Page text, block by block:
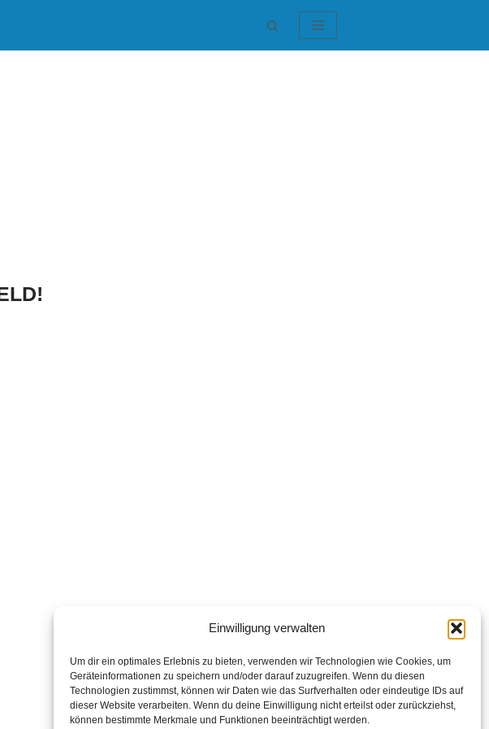
Einwilligung verwalten
Um dir ein optimales Erlebnis zu bieten, verwenden wir Technologien wie Cookies, um
Geräteinformationen zu speichern und/oder darauf zuzugreifen. Wenn du diesen
Technologien zustimmst, können wir Daten wie das Surfverhalten oder eindeutige IDs auf
dieser Website verarbeiten. Wenn du deine Einwilligung nicht erteilst oder zurückziehst,
können bestimmte Merkmale und Funktionen beeinträchtigt werden.